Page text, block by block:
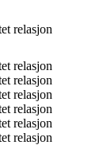
relasjon
relasjon
relasjon
relasjon
relasjon
relasjon
relasjon